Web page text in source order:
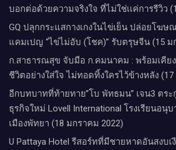
บอกต่อด้วยความจริงใจ ที่ไม่ใช่เเค่การรีวิว
GQ ปลุกกระแสกางเกงในไข่เย็น ปล่อยโฆ
แคมเปญ “ไข่ไม่อับ (โชค)” รับตรุษจีน (15 ม
ก.สาธารณสุข จับมือ ก.คมนาคม : พร้อมเคีย
ชีวิตอย่างใส่ใจ ไม่ทอดทิ้งใครไว้ข้างหลัง
อีกบทบาทที่ท้ายทาย”โบ พัทธมน” เจน3 ตระ
ธุรกิจใหม่ Lovell International โรงเรียนอนุ
เมืองพัทยา (18 มกราคม 2022)
U Pattaya Hotel รีสอร์ทที่มีชายหาดอันสงบ